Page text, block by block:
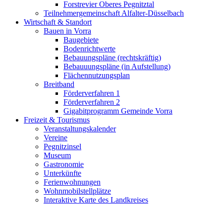
Forstrevier Oberes Pegnitztal
Teilnehmergemeinschaft Alfalter-Düsselbach
Wirtschaft & Standort
Bauen in Vorra
Baugebiete
Bodenrichtwerte
Bebauungspläne (rechtskräftig)
Bebauuungspläne (in Aufstellung)
Flächennutzungsplan
Breitband
Förderverfahren 1
Förderverfahren 2
Gigabitprogramm Gemeinde Vorra
Freizeit & Tourismus
Veranstaltungskalender
Vereine
Pegnitzinsel
Museum
Gastronomie
Unterkünfte
Ferienwohnungen
Wohnmobilstellplätze
Interaktive Karte des Landkreises